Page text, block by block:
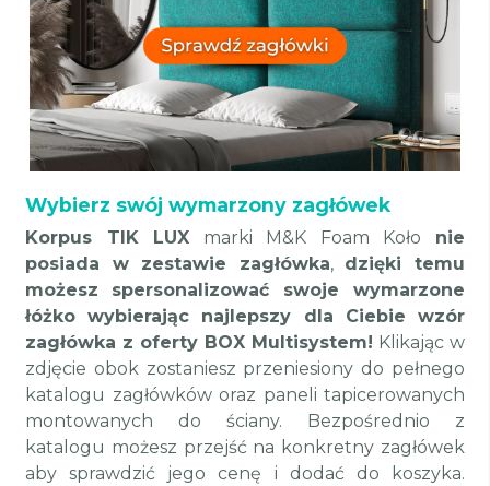
Wybierz swój wymarzony zagłówek
Korpus TIK LUX marki M&K Foam Koło nie
posiada w zestawie zagłówka, dzięki temu
możesz
spersonalizować swoje wymarzone
łóżko wybierając najlepszy dla Ciebie wzór
zagłówka z oferty BOX Multisystem! Klikając w
zdjęcie obok zostaniesz przeniesiony do pełnego
katalogu zagłówków oraz paneli tapicerowanych
montowanych do ściany. Bezpośrednio z
katalogu możesz przejść na konkretny zagłówek
aby sprawdzić jego cenę i dodać do koszyka.